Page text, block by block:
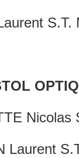
Nicolas
Laurent